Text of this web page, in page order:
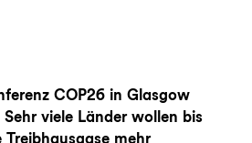
COP26 in Glasgow
viele Länder wollen bis
mehr